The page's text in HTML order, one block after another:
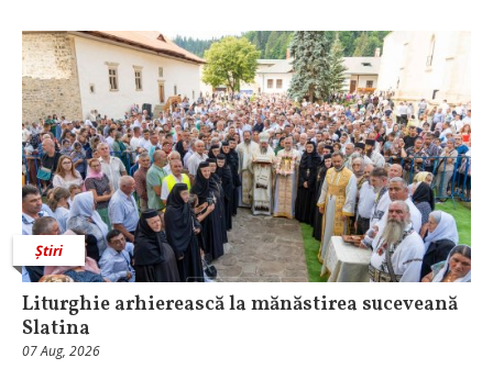
Știri
Liturghie arhierească la mănăstirea suceveană
Slatina
07 Aug, 2026